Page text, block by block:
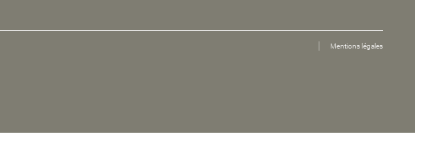
Mentions légales